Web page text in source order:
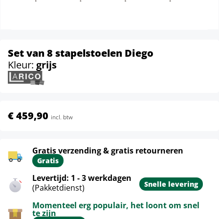
Set van 8 stapelstoelen Diego
Kleur: grijs
€ 459,90 incl. btw
Gratis verzending & gratis retourneren
Gratis
Levertijd: 1 - 3 werkdagen
(Pakketdienst)
Snelle levering
Momenteel erg populair, het loont om snel
te zijn